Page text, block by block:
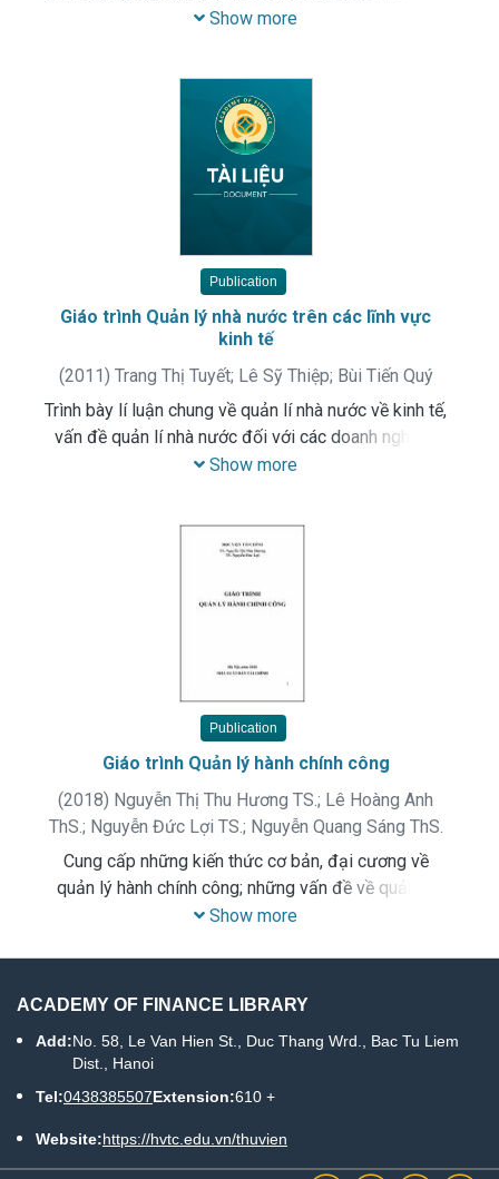
chức năng và phương pháp hành chính, quyết định
Show more
Publication
Giáo trình Quản lý nhà nước trên các lĩnh vực
kinh tế
(2011 ) Trang Thị Tuyết; Lê Sỹ Thiệp; Bùi Tiến Quý
Trình bày lí luận chung về quản lí nhà nước về kinh tế,
vấn đề quản lí nhà nước đối với các doanh nghiệp,
đối với kinh tế đối ngoại và đối với các dự án đầu tư
Show more
Publication
Giáo trình Quản lý hành chính công
(2018) Nguyễn Thị Thu Hương TS.; Lê Hoàng Anh
ThS.; Nguyễn Đức Lợi TS.; Nguyễn Quang Sáng ThS.
Cung cấp những kiến thức cơ bản, đại cương về
quản lý hành chính công; những vấn đề về quản lý
hành chính công trong các lĩnh vực kinh tế, tài chính -
điểm, đường lối của Đảng, chính sách pháp luật của
chính công; những kết quả đã đạt được và những nội
dung cần thiết phải tiếp tục tiến hành trong cải cách
hành chính công của Việt Nam trong giai đoạn hiện
nay.
Show more
ACADEMY OF FINANCE LIBRARY
Add:No. 58, Le Van Hien St., Duc Thang Wrd., Bac Tu Liem
Dist., Hanoi
Tel:0438385507Extension:610 +
Website:https://hvtc.edu.vn/thuvien